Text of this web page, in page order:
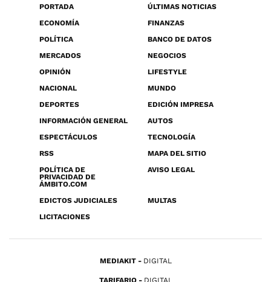
PORTADA
ÚLTIMAS NOTICIAS
ECONOMÍA
FINANZAS
POLÍTICA
BANCO DE DATOS
MERCADOS
NEGOCIOS
OPINIÓN
LIFESTYLE
NACIONAL
MUNDO
DEPORTES
EDICIÓN IMPRESA
INFORMACIÓN GENERAL
AUTOS
ESPECTÁCULOS
TECNOLOGÍA
RSS
MAPA DEL SITIO
POLÍTICA DE
PRIVACIDAD DE
ÁMBITO.COM
AVISO LEGAL
EDICTOS JUDICIALES
MULTAS
LICITACIONES
MEDIAKIT DIGITAL